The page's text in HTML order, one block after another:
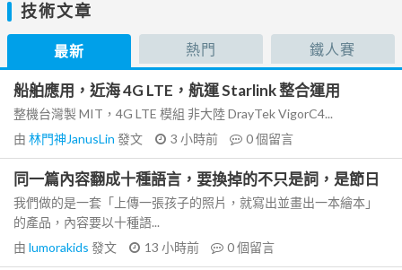
技術文章
最新 熱門 鐵人賽
船舶應用，近海 4G LTE，航運 Starlink 整合運用
整機台灣製 MIT，4G LTE 模組 非大陸 DrayTek VigorC4...
由 林門神JanusLin 發文 3 小時前 0個留言
同一篇內容翻成十種語言，要換掉的不只是詞，是節日
我們做的是一套「上傳一張孩子的照片，就寫出並畫出一本繪本」
的產品，內容要以十種語...
由 lumorakids 發文 13 小時前 0個留言